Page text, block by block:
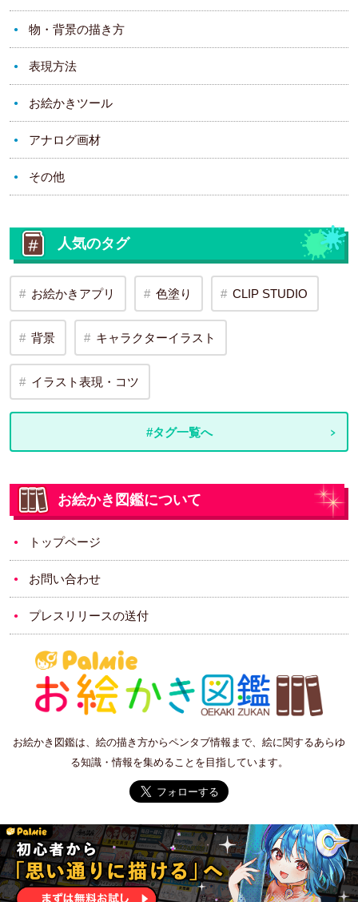
物・背景の描き方
表現方法
お絵かきツール
アナログ画材
その他
人気のタグ
お絵かきアプリ 色塗り CLIP STUDIO
背景 キャラクターイラスト
イラスト表現・コツ
#タグ一覧へ
お絵かき図鑑について
トップページ
お問い合わせ
プレスリリースの送付
お絵かき図鑑は、絵の描き方からペンタブ情報まで、絵に関するあらゆ
る知識・情報を集めることを目指しています。